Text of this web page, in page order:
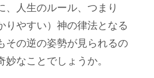
、人生のルール、つまり
りやすい）神の律法となる
その逆の姿勢が見られるの
妙なことでしょうか。